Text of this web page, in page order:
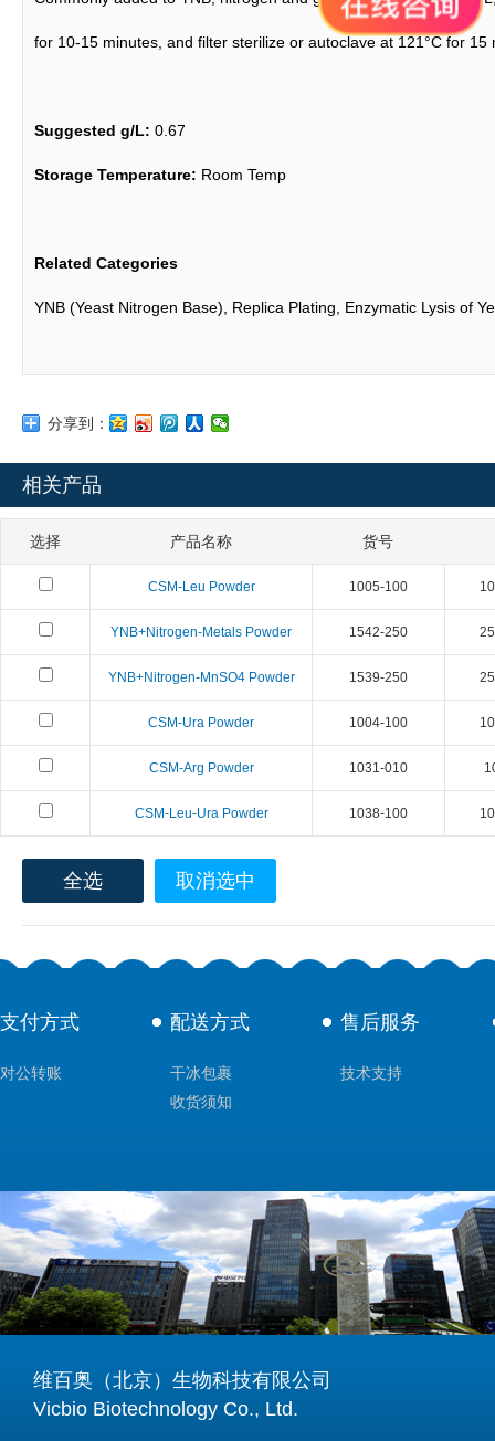
for 10-15 minutes, and filter sterilize or autoclave at 121°C for 15
Suggested g/L: 0.67
Storage Temperature: Room Temp
Related Categories
YNB (Yeast Nitrogen Base), Replica Plating, Enzymatic Lysis of
分享到：
相关产品
选择 产品名称 货号
CSM-Leu Powder 1005-100
YNB+Nitrogen-Metals Powder 1542-250
YNB+Nitrogen-MnSO4 Powder 1539-250
CSM-Ura Powder 1004-100
CSM-Arg Powder 1031-010
CSM-Leu-Ura Powder 1038-100
全选 取消选中
支付方式
对公转账
配送方式
干冰包裹
收货须知
售后服务
技术支持
维百奥（北京）生物科技有限公司
Vicbio Biotechnology Co., Ltd.